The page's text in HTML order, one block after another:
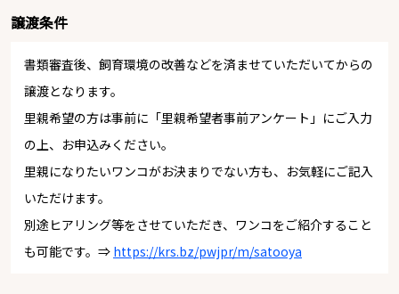
譲渡条件
書類審査後、飼育環境の改善などを済ませていただいてからの
譲渡となります。
里親希望の方は事前に「里親希望者事前アンケート」にご入力
の上、お申込みください。
里親になりたいワンコがお決まりでない方も、お気軽にご記入
いただけます。
別途ヒアリング等をさせていただき、ワンコをご紹介すること
も可能です。⇒ https://krs.bz/pwjpr/m/satooya